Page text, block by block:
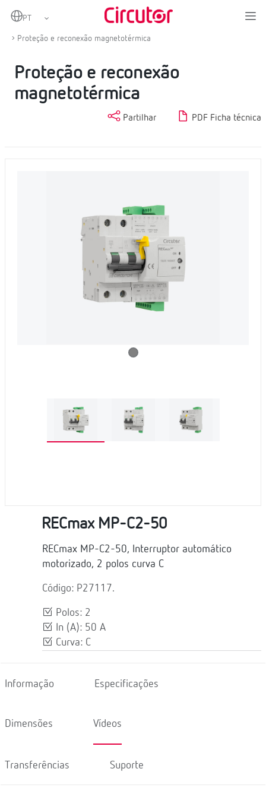
Home
Proteção e controlo
Proteção diferencial e magnetotérmica com religação
Proteção e reconexão magnetotérmica
Proteção e reconexão
magnetotérmica
Partilhar PDF Ficha técnica
RECmax MP-C2-50
RECmax MP-C2-50, Interruptor automático
motorizado, 2 polos curva C
Código: P27117.
Polos: 2
In (A): 50 A
Curva: C
Informação Especificações
Dimensões Vídeos
Transferências Suporte